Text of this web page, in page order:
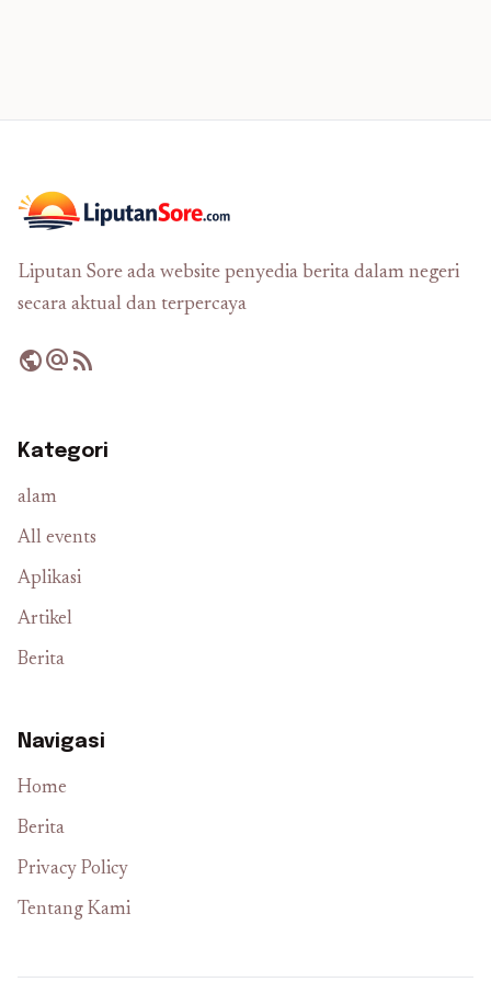
Liputan Sore ada website penyedia berita dalam negeri
secara aktual dan terpercaya
publicalternate_emailrss_feed
Kategori
alam
All events
Aplikasi
Artikel
Berita
Navigasi
Home
Berita
Privacy Policy
Tentang Kami